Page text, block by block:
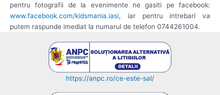
pentru fotografii de la evenimente ne gasiti pe facebook:
www.facebook.com/kidsmania.iasi, iar pentru intrebari va
putem raspunde imediat la numarul de telefon 0744261004.
https://anpc.ro/ce-este-sal/